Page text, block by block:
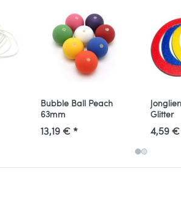
Bubble Ball Peach
63mm
13,19 € *
Glitter
4,59